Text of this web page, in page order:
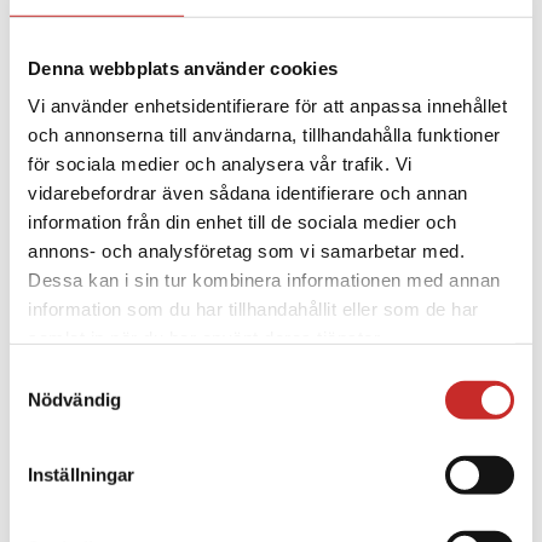
Denna webbplats använder cookies
Vi använder enhetsidentifierare för att anpassa innehållet
och annonserna till användarna, tillhandahålla funktioner
för sociala medier och analysera vår trafik. Vi
vidarebefordrar även sådana identifierare och annan
information från din enhet till de sociala medier och
annons- och analysföretag som vi samarbetar med.
Dessa kan i sin tur kombinera informationen med annan
information som du har tillhandahållit eller som de har
Vi placerar inga icke-nödvändiga cookies utan att du har
samtyckt till det. Du har rätt att när som helst återkalla
ditt samtycke, vilket du gör via inställningarna nedan. Du
kan närsomhelst justera inställningarna som du når via
Nödvändig
Inställningar
bära pumpen vertikalt eller horisontellt,
More